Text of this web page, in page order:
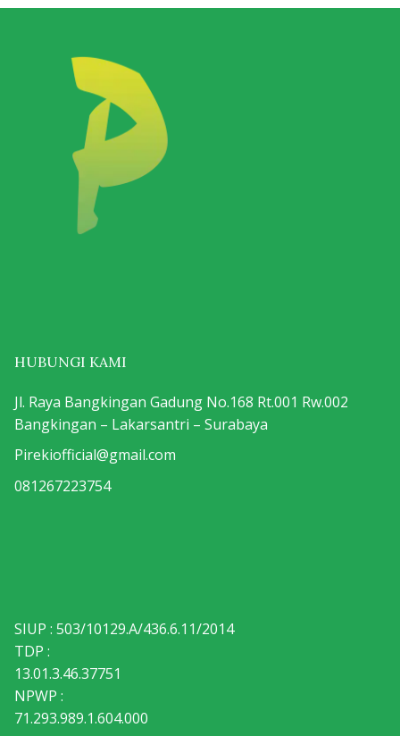
HUBUNGI KAMI
Jl. Raya Bangkingan Gadung No.168 Rt.001 Rw.002
Bangkingan – Lakarsantri – Surabaya
Pirekiofficial@gmail.com
081267223754
SIUP : 503/10129.A/436.6.11/2014
TDP :
13.01.3.46.37751
NPWP :
71.293.989.1.604.000